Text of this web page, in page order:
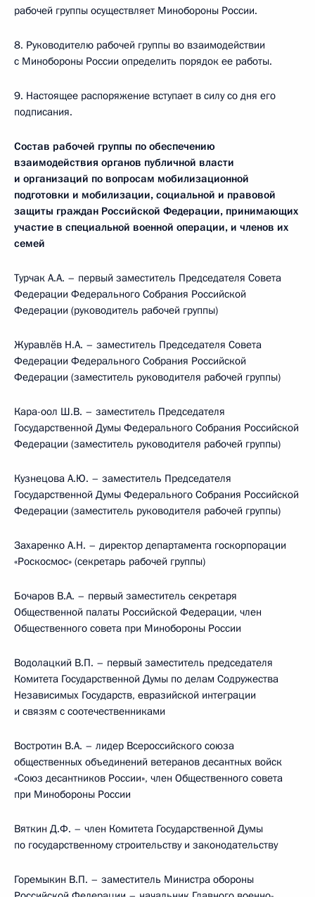
рабочей группы осуществляет Минобороны России.
8. Руководителю рабочей группы во взаимодействии
с Минобороны России определить порядок ее работы.
9. Настоящее распоряжение вступает в силу со дня его
подписания.
Состав рабочей группы по обеспечению
взаимодействия органов публичной власти
и организаций по вопросам мобилизационной
подготовки и мобилизации, социальной и правовой
защиты граждан Российской Федерации, принимающих
участие в специальной военной операции, и членов их
семей
Турчак А.А. – первый заместитель Председателя Совета
Федерации Федерального Собрания Российской
Федерации (руководитель рабочей группы)
Журавлёв Н.А. – заместитель Председателя Совета
Федерации Федерального Собрания Российской
Федерации (заместитель руководителя рабочей группы)
Кара-оол Ш.В. – заместитель Председателя
Государственной Думы Федерального Собрания Российской
Федерации (заместитель руководителя рабочей группы)
Кузнецова А.Ю. – заместитель Председателя
Государственной Думы Федерального Собрания Российской
Федерации (заместитель руководителя рабочей группы)
Захаренко А.Н. – директор департамента госкорпорации
«Роскосмос» (секретарь рабочей группы)
Бочаров В.А. – первый заместитель секретаря
Общественной палаты Российской Федерации, член
Общественного совета при Минобороны России
Водолацкий В.П. – первый заместитель председателя
Комитета Государственной Думы по делам Содружества
Независимых Государств, евразийской интеграции
и связям с соотечественниками
Востротин В.А. – лидер Всероссийского союза
общественных объединений ветеранов десантных войск
«Союз десантников России», член Общественного совета
при Минобороны России
Вяткин Д.Ф. – член Комитета Государственной Думы
по государственному строительству и законодательству
Горемыкин В.П. – заместитель Министра обороны